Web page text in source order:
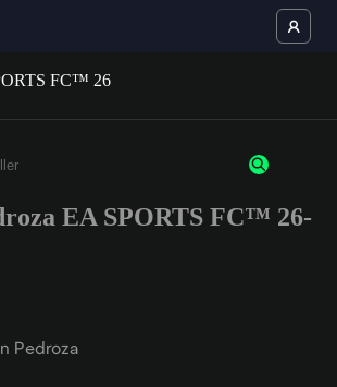
of 3 characters or numbers
EA SPORTS FC™ 26-
Pedroza